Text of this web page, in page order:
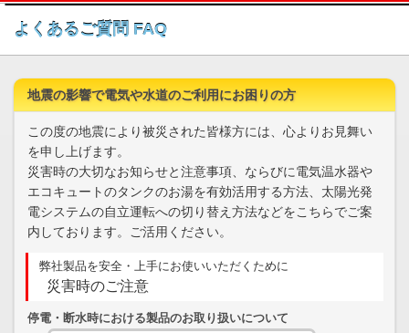
このページの本文へ
よくあるご質問 FAQ
地震の影響で電気や水道のご利用にお困りの方
この度の地震により被災された皆様方には、心よりお見舞い
を申し上げます。
災害時の大切なお知らせと注意事項、ならびに電気温水器や
エコキュートのタンクのお湯を有効活用する方法、太陽光発
電システムの自立運転への切り替え方法などをこちらでご案
内しております。ご活用ください。
弊社製品を安全・上手にお使いいただくために
災害時のご注意
停電・断水時における製品のお取り扱いについて